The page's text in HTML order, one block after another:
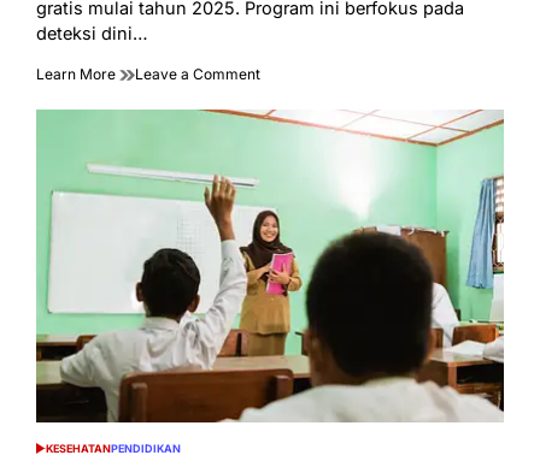
gratis mulai tahun 2025. Program ini berfokus pada
deteksi dini…
Learn More Leave a Commenton
Siapkan
Gratis
sebagai
Kado
Ulang
Tahun
POSTED
KESEHATANPENDIDIKAN